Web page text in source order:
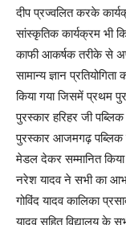
दीप प्रज्वलित करके
सांस्कृतिक कार्यक्रम भी
काफी आकर्षक तरीके से
सामान्य ज्ञान
किया गया जिसमें प्रथम
पुरस्कार हरिहर जी
पुरस्कार आजमगढ़ पब्लिक
मेडल देकर सम्मानित
नरेश यादव ने सभी का
गोविंद यादव कालिका
यादव सहित विद्यालय के